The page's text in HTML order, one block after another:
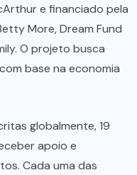
e financiado pela
More, Dream Fund
O projeto busca
base na economia
globalmente, 19
apoio e
Cada uma das